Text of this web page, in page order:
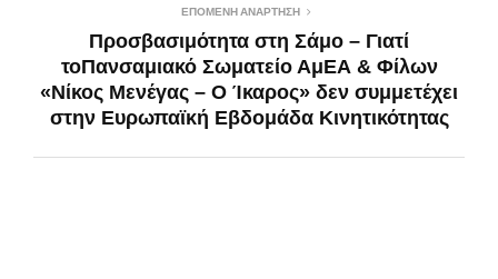
ΕΠΌΜΕΝΗ ΑΝΆΡΤΗΣΗ
Προσβασιμότητα στη Σάμο – Γιατί
τοΠανσαμιακό Σωματείο ΑμΕΑ & Φίλων
«Νίκος Μενέγας – Ο Ίκαρος» δεν συμμετέχει
στην Ευρωπαϊκή Εβδομάδα Κινητικότητας